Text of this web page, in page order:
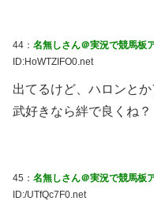
44： 名無しさん＠実況で競馬板
ID:HoWTZIFO0.net
出てるけど、ハロンと
武好きなら絆で良くね？
45： 名無しさん＠実況で競馬板
ID:/UTfQc7F0.net